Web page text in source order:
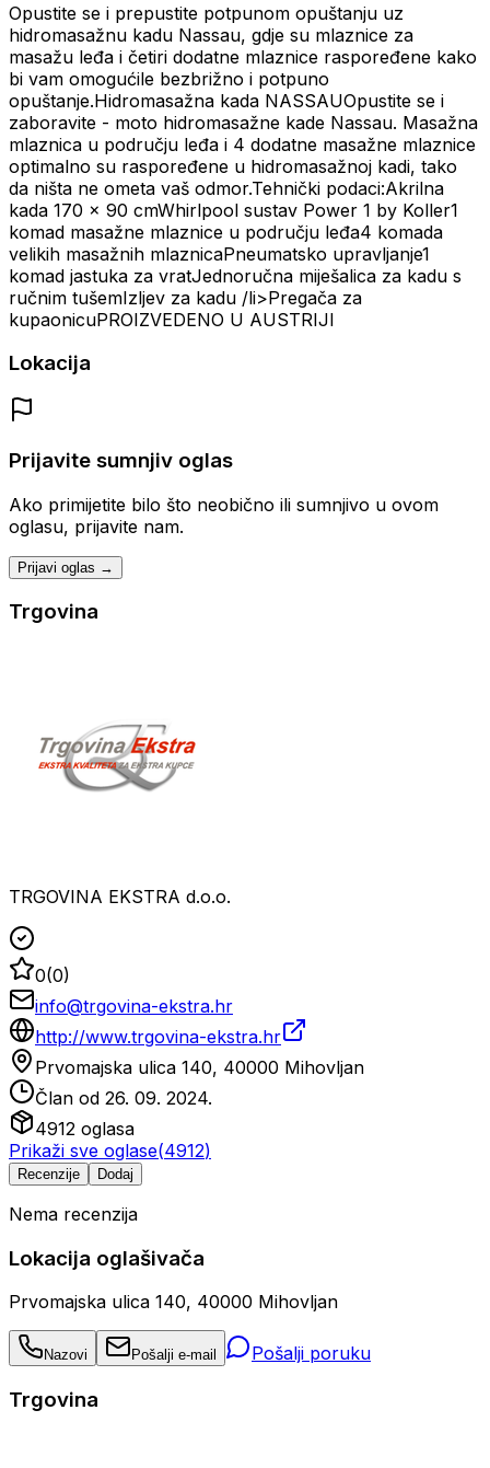
Opustite se i prepustite potpunom opuštanju uz
hidromasažnu kadu Nassau, gdje su mlaznice za
masažu leđa i četiri dodatne mlaznice raspoređene kako
bi vam omogućile bezbrižno i potpuno
opuštanje.Hidromasažna kada NASSAUOpustite se i
zaboravite - moto hidromasažne kade Nassau. Masažna
mlaznica u području leđa i 4 dodatne masažne mlaznice
optimalno su raspoređene u hidromasažnoj kadi, tako
da ništa ne ometa vaš odmor.Tehnički podaci:Akrilna
kada 170 x 90 cmWhirlpool sustav Power 1 by Koller1
komad masažne mlaznice u području leđa4 komada
velikih masažnih mlaznicaPneumatsko upravljanje1
komad jastuka za vratJednoručna miješalica za kadu s
ručnim tušemIzljev za kadu /li>Pregača za
kupaonicuPROIZVEDENO U AUSTRIJI
Lokacija
Prijavite sumnjiv oglas
Ako primijetite bilo što neobično ili sumnjivo u ovom
oglasu, prijavite nam.
Prijavi oglas →
Trgovina
TRGOVINA EKSTRA d.o.o.
0(0)
info@trgovina-ekstra.hr
http://www.trgovina-ekstra.hr
Prvomajska ulica 140, 40000 Mihovljan
Član od 26. 09. 2024.
4912 oglasa
Prikaži sve oglase(4912)
Recenzije Dodaj
Nema recenzija
Lokacija oglašivača
Prvomajska ulica 140, 40000 Mihovljan
Nazovi Pošalji e-mail Pošalji poruku
Trgovina